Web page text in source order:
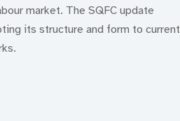
market. The SQFC update
its structure and form to current